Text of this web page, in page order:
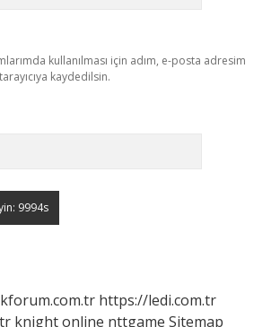
kullanılması için adım, e-posta adresim
kaydedilsin.
https://ledi.com.tr
knight online nttgame Sitemap